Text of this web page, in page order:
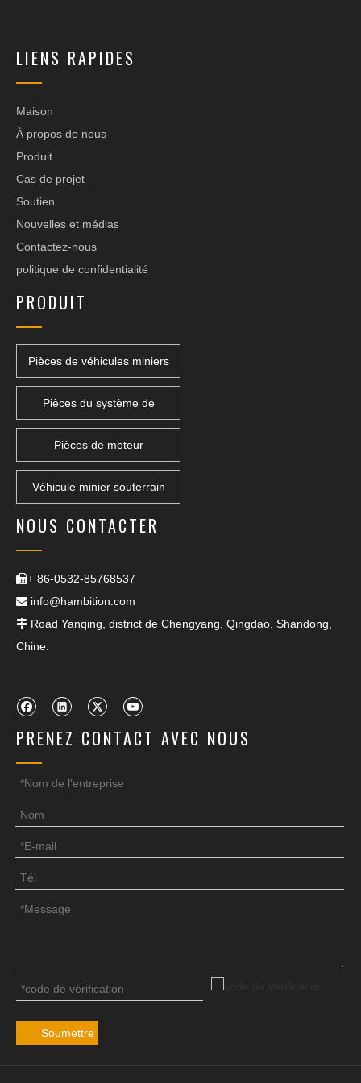
LIENS RAPIDES
Maison
À propos de nous
Produit
Cas de projet
Soutien
Nouvelles et médias
Contactez-nous
politique de confidentialité
PRODUIT
Pièces de véhicules miniers
Pièces du système de
Pièces de moteur
Véhicule minier souterrain
NOUS CONTACTER
+ 86-0532-85768537
 info@hambition.com
 Road Yanqing, district de Chengyang, Qingdao, Shandong,
Chine.
PRENEZ CONTACT AVEC NOUS
Soumettre